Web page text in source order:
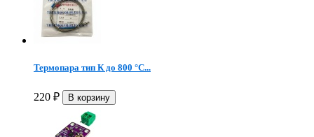
Термопара тип К до 800 °C...
220 ₽